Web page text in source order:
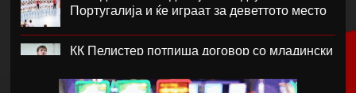
Португалија и ќе играат за деветтото место
КК Пелистер потпиша договор со младински